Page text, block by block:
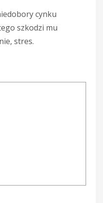
cynku
szkodzi mu
stres.